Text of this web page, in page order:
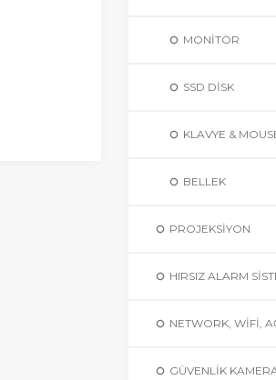
MONITÖR
SSD DISK
KLAVYE &
BELLEK
PROJEKSIYON
HIRSIZ ALARM
NETWORK, WIFI,
GÜVENLIK